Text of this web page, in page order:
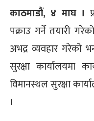
काठमाडौं, ४ माघ ।
पक्राउ गर्ने तयारी
अभद्र व्यवहार गरेको
सुरक्षा कार्यालयमा
विमानस्थल सुरक्षा
।